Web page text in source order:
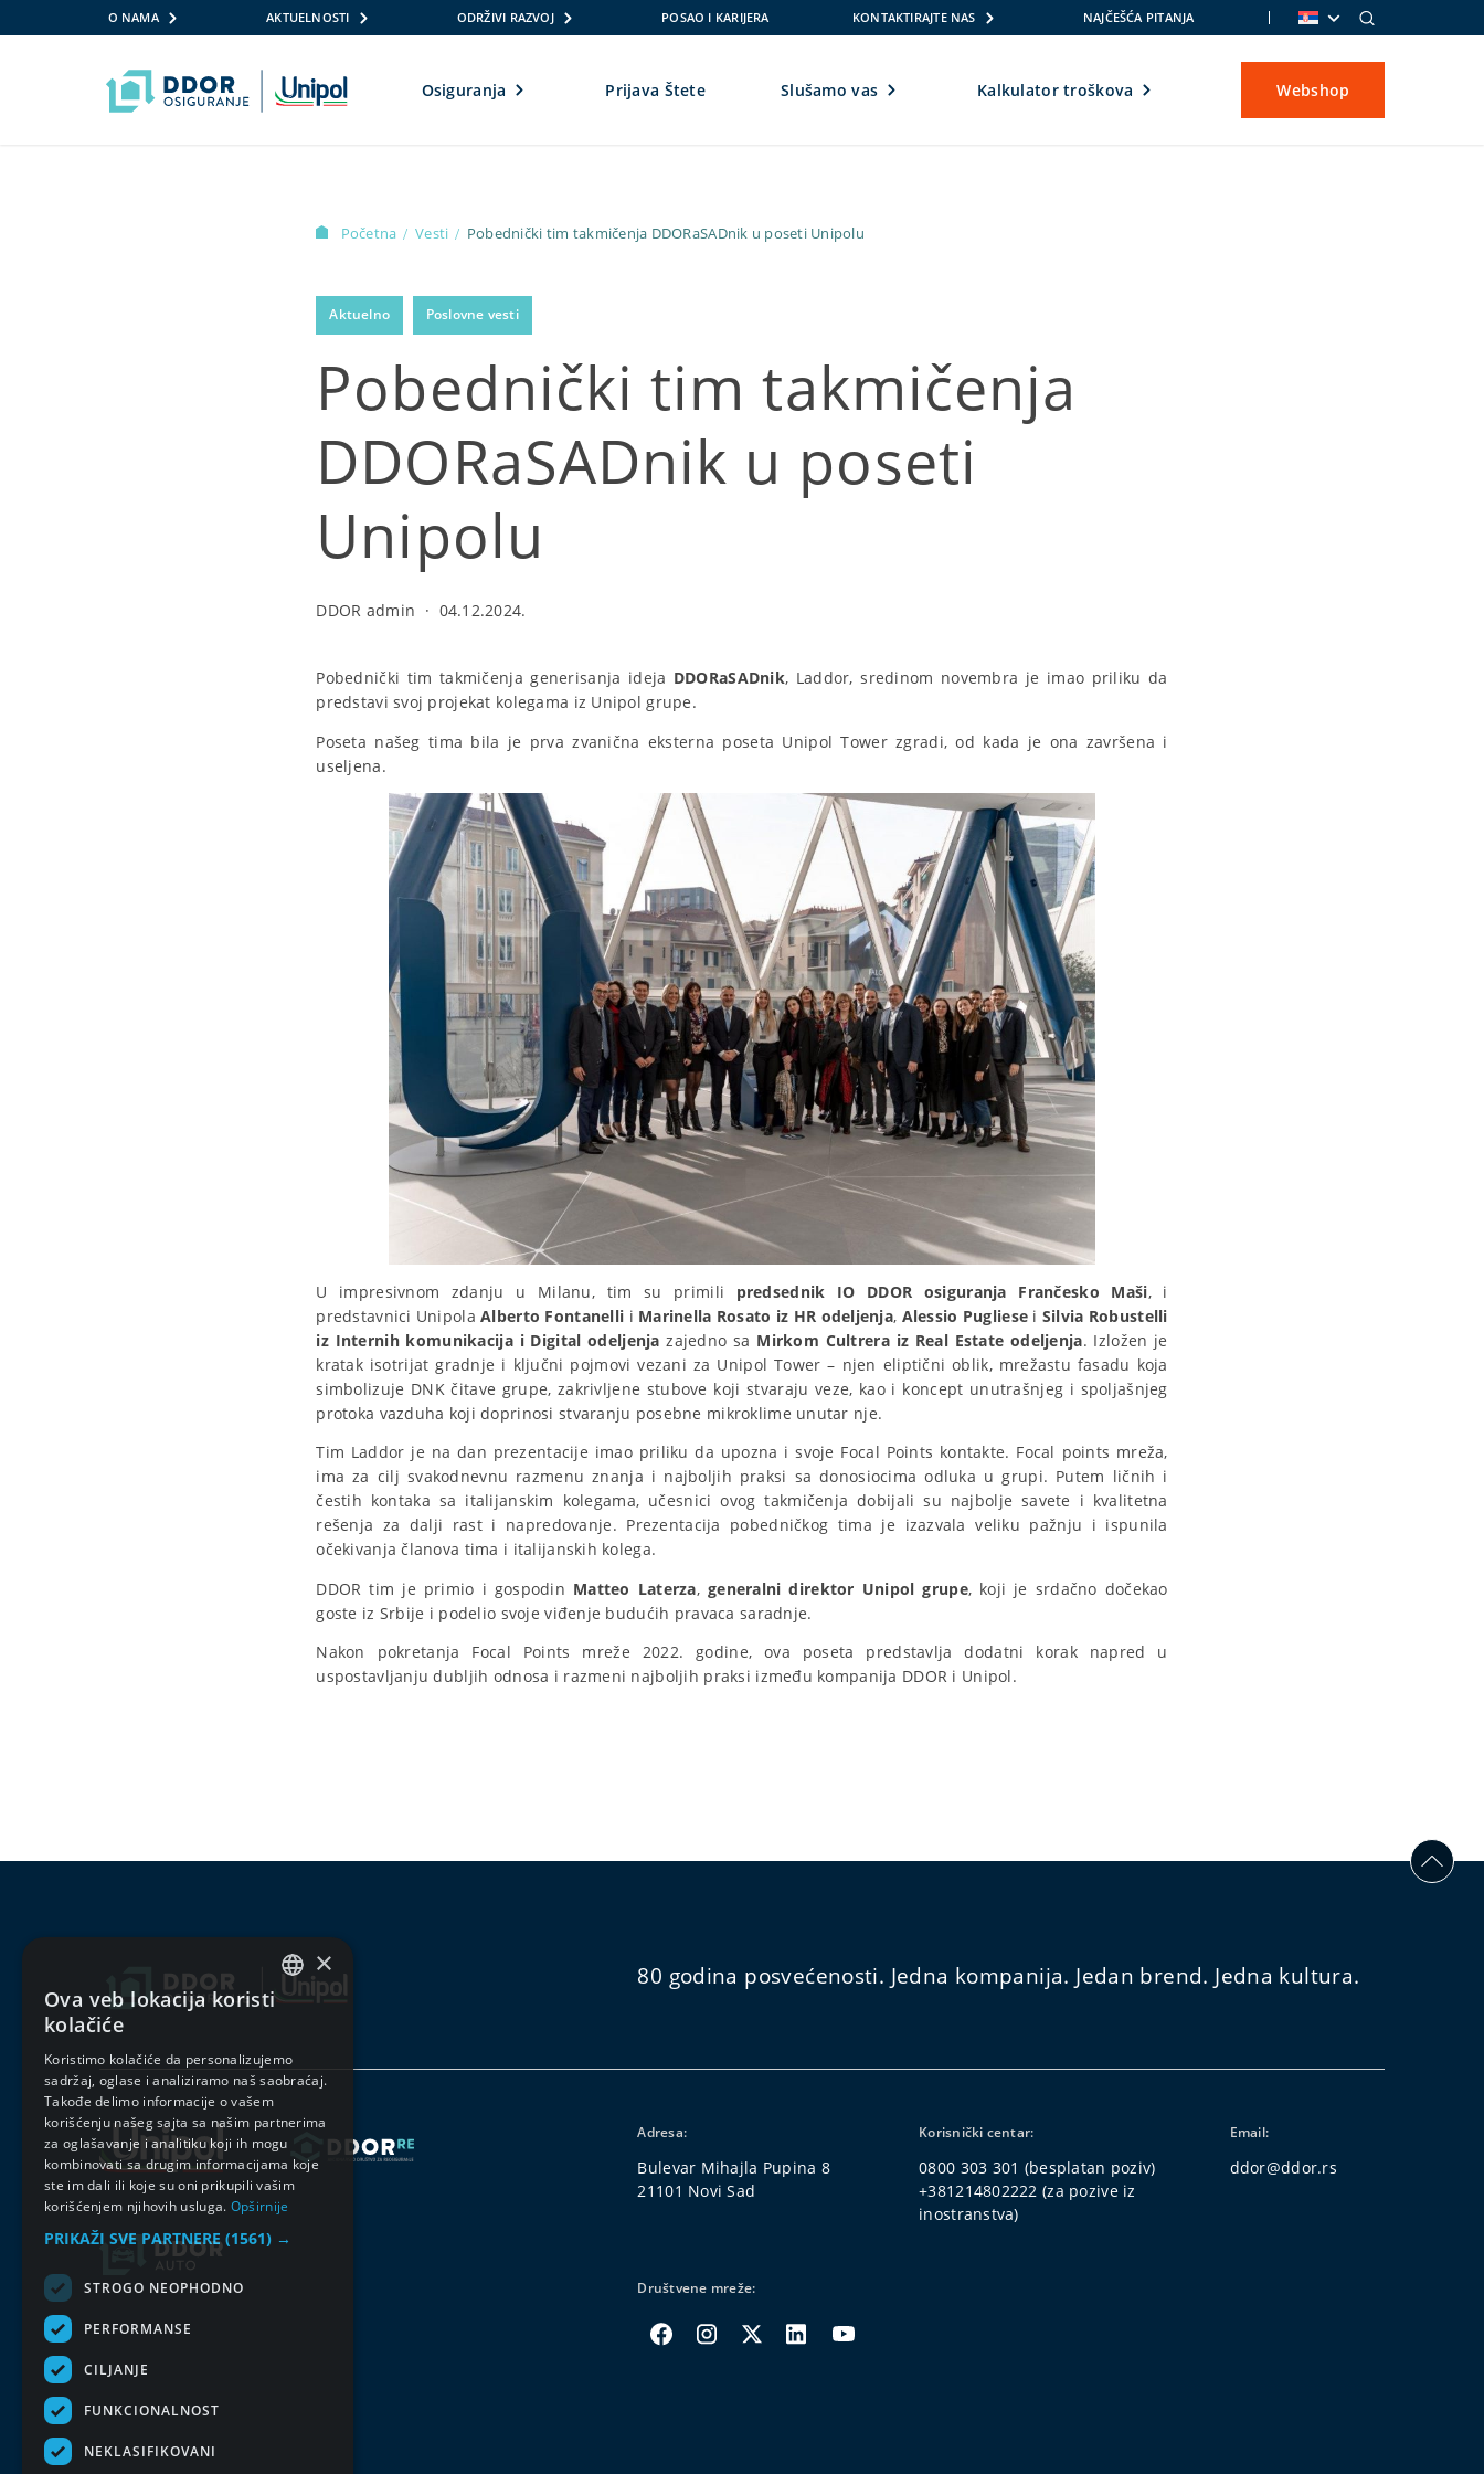
O NAMA AKTUELNOSTI ODRŽIVI RAZVOJ POSAO I KARIJERA KONTAKTIRAJTE NAS NAJČEŠĆA PITANJA
Osiguranja Prijava Štete Slušamo vas Kalkulator troškova Webshop
Početna / Vesti / Pobednički tim takmičenja DDORaSADnik u poseti Unipolu
Aktuelno Poslovne vesti
Pobednički tim takmičenja
DDORaSADnik u poseti
Unipolu
DDOR admin · 04.12.2024.
Pobednički tim takmičenja generisanja ideja DDORaSADnik, Laddor, sredinom novembra je imao priliku da
predstavi svoj projekat kolegama iz Unipol grupe.
Poseta našeg tima bila je prva zvanična eksterna poseta Unipol Tower zgradi, od kada je ona završena i
useljena.
U impresivnom zdanju u Milanu, tim su primili predsednik IO DDOR osiguranja Frančesko Maši, i
predstavnici UnipolaAlberto Fontanelli i Marinella Rosato iz HR odeljenja, Alessio Pugliese i Silvia Robustelli
iz Internih komunikacija i Digital odeljenja zajedno sa Mirkom Cultrera iz Real Estate odeljenja. Izložen je
kratak isotrijat gradnje i ključni pojmovi vezani za Unipol Tower – njen eliptični oblik, mrežastu fasadu koja
simbolizuje DNK čitave grupe, zakrivljene stubove koji stvaraju veze, kao i koncept unutrašnjeg i spoljašnjeg
protoka vazduha koji doprinosi stvaranju posebne mikroklime unutar nje.
Tim Laddor je na dan prezentacije imao priliku da upozna i svoje Focal Points kontakte. Focal points mreža,
ima za cilj svakodnevnu razmenu znanja i najboljih praksi sa donosiocima odluka u grupi. Putem ličnih i
čestih kontaka sa italijanskim kolegama, učesnici ovog takmičenja dobijali su najbolje savete i kvalitetna
rešenja za dalji rast i napredovanje. Prezentacija pobedničkog tima je izazvala veliku pažnju i ispunila
očekivanja članova tima i italijanskih kolega.
DDOR tim je primio i gospodin Matteo Laterza, generalni direktor Unipol grupe, koji je srdačno dočekao
goste iz Srbije i podelio svoje viđenje budućih pravaca saradnje.
Nakon pokretanja Focal Points mreže 2022. godine, ova poseta predstavlja dodatni korak napred u
uspostavljanju dubljih odnosa i razmeni najboljih praksi između kompanija DDOR i Unipol.
80 godina posvećenosti. Jedna kompanija. Jedan brend. Jedna kultura.
Adresa:
Bulevar Mihajla Pupina 8
21101 Novi Sad
Korisnički centar:
0800 303 301 (besplatan poziv)
+381214802222 (za pozive iz
inostranstva)
Email:
ddor@ddor.rs
Društvene mreže:
SERBIAN
×
Ova veb lokacija koristi
kolačiće
Koristimo kolačiće da personalizujemo
sadržaj, oglase i analiziramo naš saobraćaj.
Takođe delimo informacije o vašem
korišćenju našeg sajta sa našim partnerima
za oglašavanje i analitiku koji ih mogu
kombinovati sa drugim informacijama koje
ste im dali ili koje su oni prikupili vašim
korišćenjem njihovih usluga. Opširnije
PRIKAŽI SVE PARTNERE (1561) →
STROGO NEOPHODNO
PERFORMANSE
CILJANJE
FUNKCIONALNOST
NEKLASIFIKOVANI